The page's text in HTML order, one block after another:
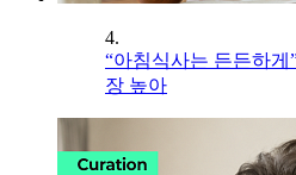
4.
“아침식사는 든든하게
장 높아